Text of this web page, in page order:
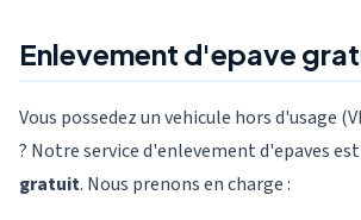
Enlevement d'epave
Vous possedez un vehicule hors d'usage
? Notre service d'enlevement d'epaves
gratuit. Nous prenons en charge :